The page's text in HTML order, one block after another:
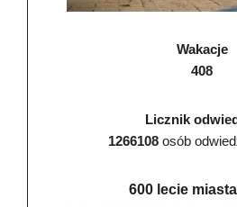
Wakacje
408
Licznik
1266108osób
600 lecie